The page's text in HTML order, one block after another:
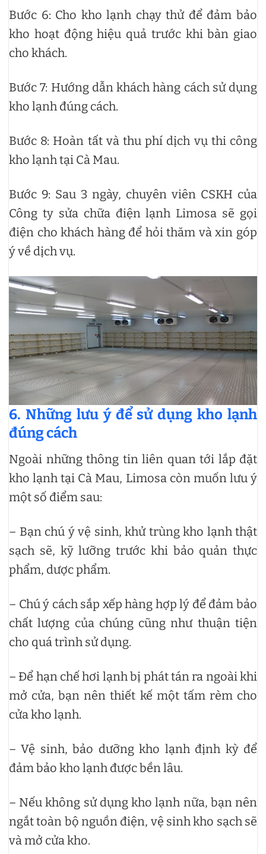
Bước 6: Cho kho lạnh chạy thử để đảm bảo
kho hoạt động hiệu quả trước khi bàn giao
cho khách.
Bước 7: Hướng dẫn khách hàng cách sử dụng
kho lạnh đúng cách.
Bước 8: Hoàn tất và thu phí dịch vụ thi công
kho lạnh tại Cà Mau.
Bước 9: Sau 3 ngày, chuyên viên CSKH của
Công ty sửa chữa điện lạnh Limosa sẽ gọi
điện cho khách hàng để hỏi thăm và xin góp
ý về dịch vụ.
6. Những lưu ý để sử dụng kho lạnh
đúng cách
Ngoài những thông tin liên quan tới lắp đặt
kho lạnh tại Cà Mau, Limosa còn muốn lưu ý
một số điểm sau:
– Bạn chú ý vệ sinh, khử trùng kho lạnh thật
sạch sẽ, kỹ lưỡng trước khi bảo quản thực
phẩm, dược phẩm.
– Chú ý cách sắp xếp hàng hợp lý để đảm bảo
chất lượng của chúng cũng như thuận tiện
cho quá trình sử dụng.
– Để hạn chế hơi lạnh bị phát tán ra ngoài khi
mở cửa, bạn nên thiết kế một tấm rèm cho
cửa kho lạnh.
– Vệ sinh, bảo dưỡng kho lạnh định kỳ để
đảm bảo kho lạnh được bền lâu.
– Nếu không sử dụng kho lạnh nữa, bạn nên
ngắt toàn bộ nguồn điện, vệ sinh kho sạch sẽ
và mở cửa kho.